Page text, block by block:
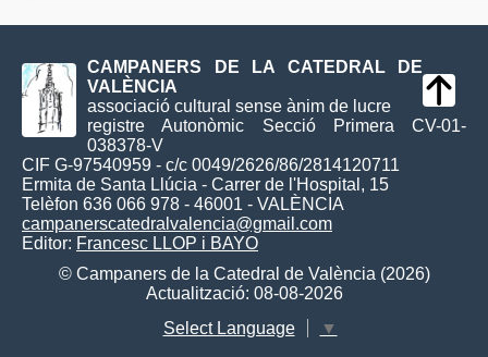
CAMPANERS DE LA CATEDRAL DE
VALÈNCIA
associació cultural sense ànim de lucre
registre Autonòmic Secció Primera CV-01-
038378-V
CIF G-97540959 - c/c 0049/2626/86/2814120711
Ermita de Santa Llúcia - Carrer de l'Hospital, 15
Telèfon 636 066 978 - 46001 - VALÈNCIA
campanerscatedralvalencia@gmail.com
Editor: Francesc LLOP i BAYO
© Campaners de la Catedral de València (2026)
Actualització: 08-08-2026
Select Language
▼